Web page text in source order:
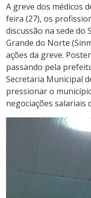
A greve dos médicos
feira (27), os
discussão na sede do
Grande do Norte
ações da greve.
passando pela
Secretaria Municipal
pressionar o
negociações salariais